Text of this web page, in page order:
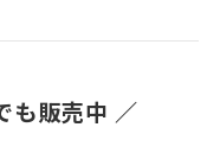
も販売中 ／